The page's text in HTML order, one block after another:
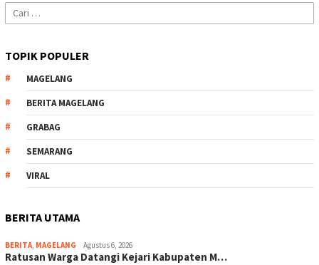
Cari
untuk:
TOPIK POPULER
MAGELANG
BERITA MAGELANG
GRABAG
SEMARANG
VIRAL
BERITA UTAMA
BERITA MAGELANG Agustus 6, 2026
Ratusan Warga Datangi Kejari Kabupaten M…